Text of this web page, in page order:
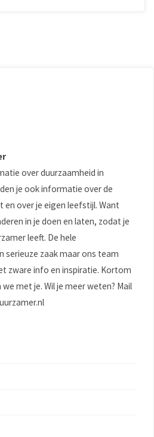
over duurzaamheid in
je ook informatie over de
en over je eigen leefstijl. Want
in je doen en laten, zodat je
leeft. De hele
serieuze zaak maar ons team
zware info en inspiratie. Kortom
met je. Wil je meer weten? Mail